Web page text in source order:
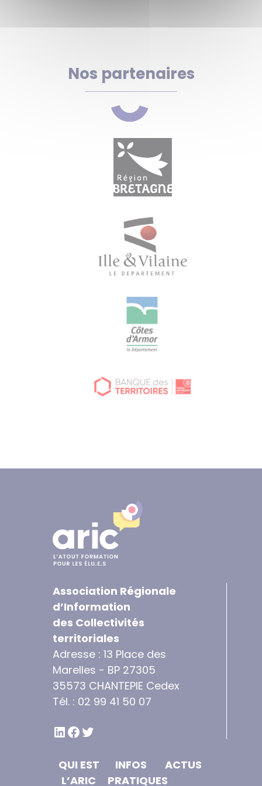
Nos partenaires
Association Régionale
d’Information
des Collectivités
territoriales
Adresse : 13 Place des
Marelles - BP 27305
35573 CHANTEPIE Cedex
Tél. : 02 99 41 50 07
LINKEDIN
FACEBOOK
TWITTER
QUI EST
L’ARIC
INFOS
PRATIQUES
ACTUS